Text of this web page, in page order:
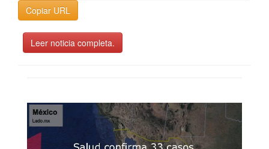
Copiar URL
Leer noticia completa.